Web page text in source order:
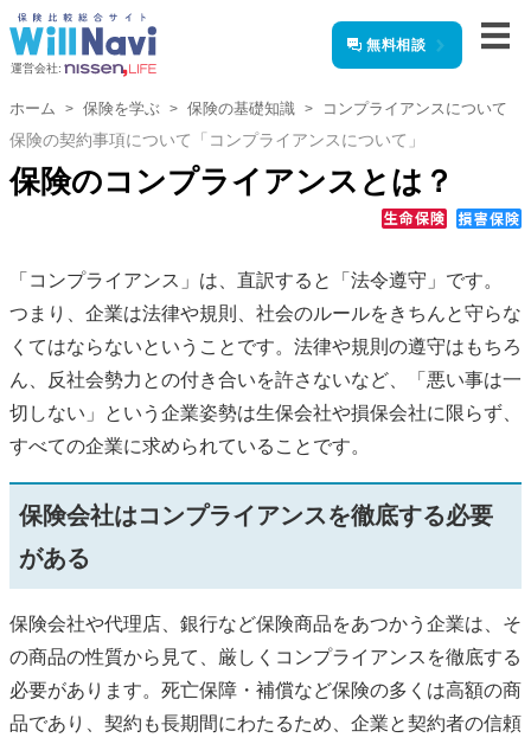
運営会社:
無料相談
ホーム 保険を学ぶ 保険の基礎知識 コンプライアンスについて
保険の契約事項について「コンプライアンスについて」
保険のコンプライアンスとは？
「コンプライアンス」は、直訳すると「法令遵守」です。
つまり、企業は法律や規則、社会のルールをきちんと守らな
くてはならないということです。法律や規則の遵守はもちろ
ん、反社会勢力との付き合いを許さないなど、「悪い事は一
切しない」という企業姿勢は生保会社や損保会社に限らず、
すべての企業に求められていることです。
保険会社はコンプライアンスを徹底する必要
がある
保険会社や代理店、銀行など保険商品をあつかう企業は、そ
の商品の性質から見て、厳しくコンプライアンスを徹底する
必要があります。死亡保障・補償など保険の多くは高額の商
品であり、契約も長期間にわたるため、企業と契約者の信頼